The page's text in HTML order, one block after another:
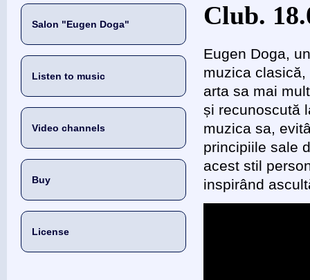
Salon "Eugen Doga"
Listen to music
Video channels
Buy
License
Club.
Eugen Doga,
muzica
arta sa mai
și recunoscută
muzica sa,
principiile sale
acest stil
inspirând